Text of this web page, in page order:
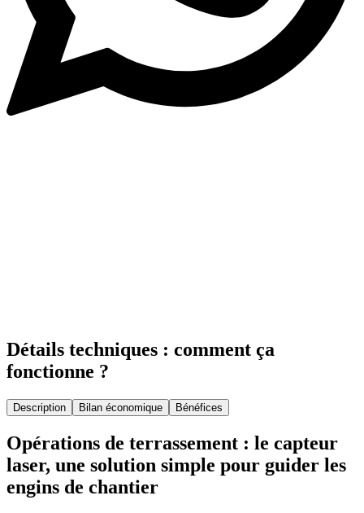
Détails techniques : comment ça
fonctionne ?
Description Bilan économique Bénéfices
Opérations de terrassement : le capteur
laser, une solution simple pour guider les
engins de chantier